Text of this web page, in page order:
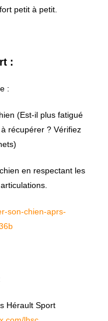
petit à petit.
:
:
(Est-il plus fatigué
récupérer ? Vérifiez
en respectant les
son-chien-aprs-
Hérault Sport